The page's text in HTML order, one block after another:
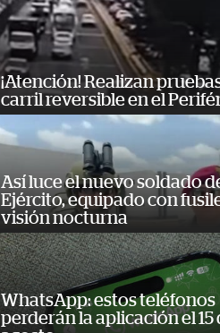
¡Atención! Realizan
carril reversible en el
Así luce el nuevo soldado
Ejército, equipado con
visión nocturna
WhatsApp: estos teléfonos
perderán la aplicación el 15